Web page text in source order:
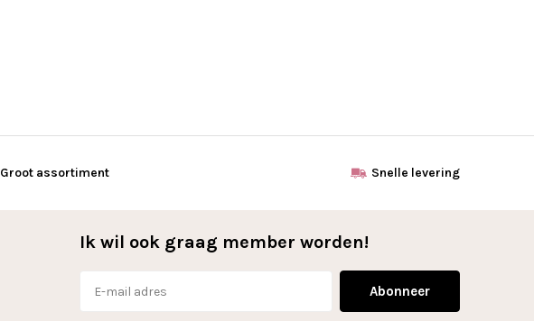
Groot assortiment Snelle levering
Ik wil ook graag member worden!
Abonneer